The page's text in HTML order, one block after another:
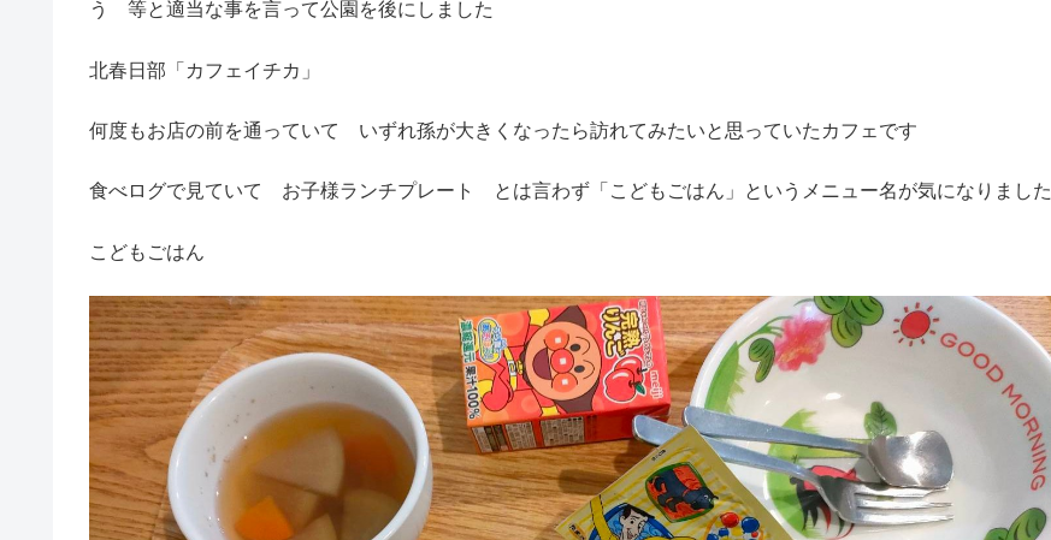
う 等と適当な事を言って公園を後にしました
北春日部「カフェイチカ」
何度もお店の前を通っていて いずれ孫が大きくなったら訪れてみたいと思っていたカフェです
食べログで見ていて お子様ランチプレート とは言わず「こどもごはん」というメニュー名が気になりました
こどもごはん